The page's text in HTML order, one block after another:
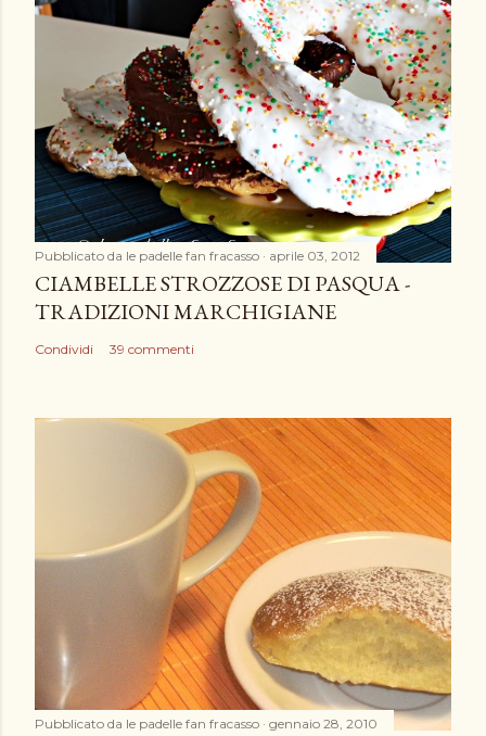
o
m
m
e
n
t
o
Pubblicato da le padelle fan fracasso aprile 03, 2012
CIAMBELLE STROZZOSE DI PASQUA -
TRADIZIONI MARCHIGIANE
Condividi 39 commenti
Pubblicato da le padelle fan fracasso gennaio 28, 2010